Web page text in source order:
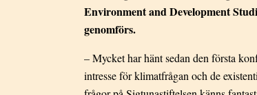
Environment and Development
genomförs.
– Mycket har hänt sedan den första
intresse för klimatfrågan och de